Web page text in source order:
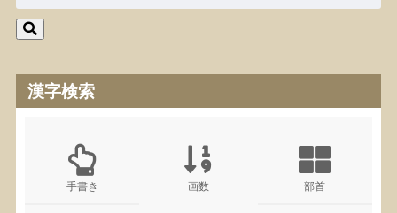
漢字検索
手書き 画数 部首